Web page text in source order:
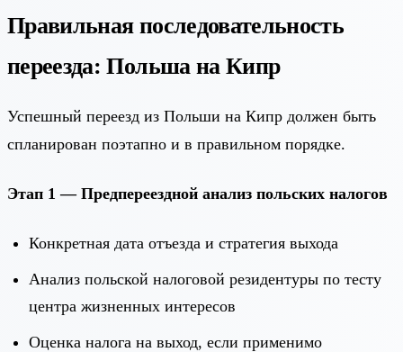
Правильная последовательность
переезда: Польша на Кипр
Успешный переезд из Польши на Кипр должен быть
спланирован поэтапно и в правильном порядке.
Этап 1 — Предпереездной анализ польских налогов
Конкретная дата отъезда и стратегия выхода
Анализ польской налоговой резидентуры по тесту
центра жизненных интересов
Оценка налога на выход, если применимо